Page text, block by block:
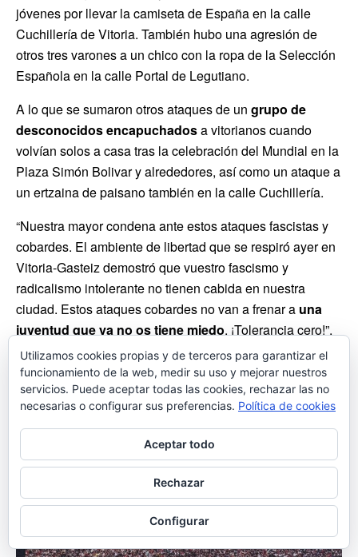
jóvenes por llevar la camiseta de España en la calle
Cuchillería de Vitoria. También hubo una agresión de
otros tres varones a un chico con la ropa de la Selección
Española en la calle Portal de Legutiano.
A lo que se sumaron otros ataques de un grupo de
desconocidos encapuchadosa vitorianos cuando
volvían solos a casa tras la celebración del Mundial en la
Plaza Simón Bolivar y alrededores, así como un ataque a
un ertzaina de paisano también en la calle Cuchillería.
“Nuestra mayor condena ante estos ataques fascistas y
cobardes. El ambiente de libertad que se respiró ayer en
Vitoria-Gasteiz demostró que vuestro fascismo y
radicalismo intolerante no tienen cabida en nuestra
ciudad. Estos ataques cobardes no van a frenar a una
juventud que ya no os tiene miedo. ¡Tolerancia cero!”,
ha subrayado el líder de PP Vitoria, Iñaki García Calvo.
Utilizamos cookies propias y de terceros para garantizar el
funcionamiento de la web, medir su uso y mejorar nuestros
servicios. Puede aceptar todas las cookies, rechazar las no
necesarias o configurar sus preferencias. Política de cookies
Aceptar todo
Rechazar
Configurar